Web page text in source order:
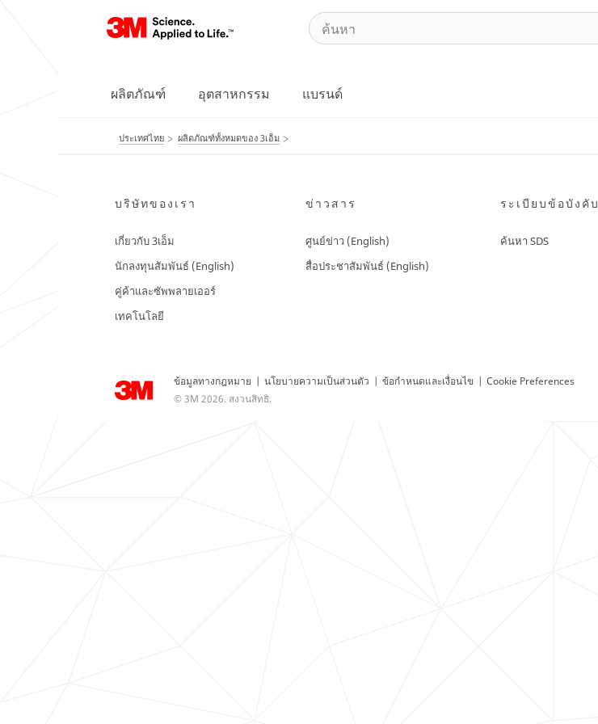
ผลิตภัณฑ์ อุตสาหกรรม แบรนด์
ประเทศไทย ผลิตภัณฑ์ทั้งหมดของ 3เอ็ม
บริษัทของเรา
เกี่ยวกับ 3เอ็ม
นักลงทุนสัมพันธ์ (English)
คู่ค้าและซัพพลายเออร์
เทคโนโลยี
ข่าวสาร
ศูนย์ข่าว (English)
สื่อประชาสัมพันธ์ (English)
ระเบียบข้อบังคับ
ค้นหา SDS
ข้อมูลทางกฎหมาย | นโยบายความเป็นส่วนตัว | ข้อกำหนดและเงื่อนไข | Cookie Preferences
© 3M 2026. สงวนสิทธิ.